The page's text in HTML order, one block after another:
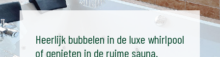
Heerlijk bubbelen in de luxe whirlpool
of genieten in de ruime sauna.